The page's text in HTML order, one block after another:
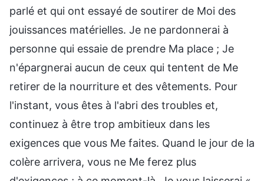
parlé et qui ont essayé de soutirer de Moi des
jouissances matérielles. Je ne pardonnerai à
personne qui essaie de prendre Ma place ; Je
n'épargnerai aucun de ceux qui tentent de Me
retirer de la nourriture et des vêtements. Pour
l'instant, vous êtes à l'abri des troubles et,
continuez à être trop ambitieux dans les
exigences que vous Me faites. Quand le jour de la
colère arrivera, vous ne Me ferez plus